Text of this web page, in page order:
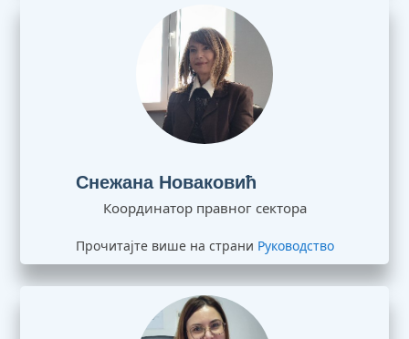
Снежана Новаковић
Координатор правног сектора
Прочитајте више на страни Руководство